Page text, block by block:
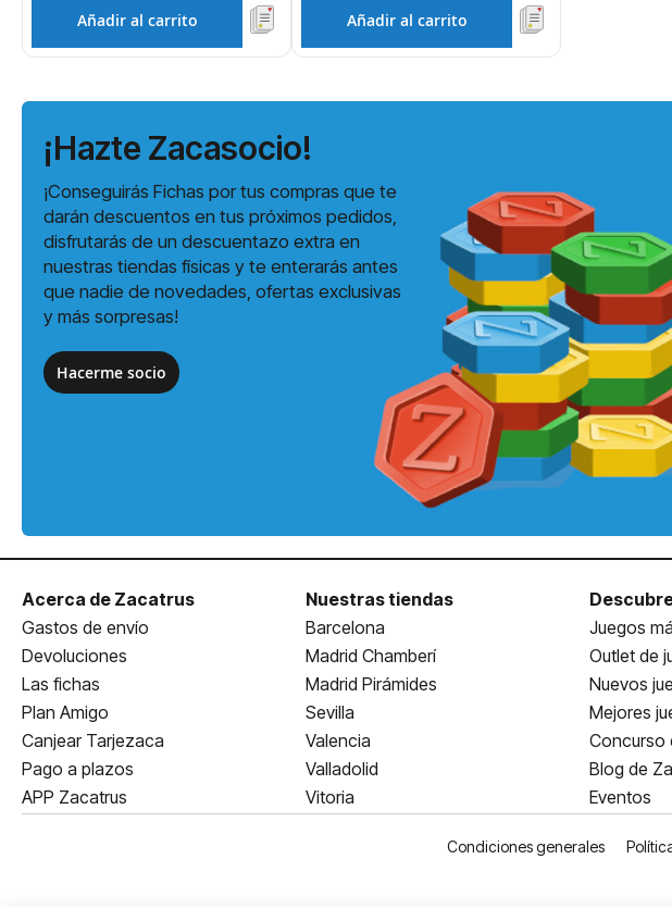
Añadir al carrito Añadir al carrito
¡Hazte Zacasocio!
¡Conseguirás Fichas por tus compras que te
darán descuentos en tus próximos pedidos,
disfrutarás de un descuentazo extra en
nuestras tiendas físicas y te enterarás antes
que nadie de novedades, ofertas exclusivas
y más sorpresas!
Hacerme socio
Acerca de Zacatrus
Gastos de envío
Devoluciones
Las fichas
Plan Amigo
Canjear Tarjezaca
Pago a plazos
APP Zacatrus
Nuestras tiendas
Barcelona
Madrid Chamberí
Madrid Pirámides
Sevilla
Valencia
Valladolid
Vitoria
Juegos
Outlet de
Nuevos
Mejores
Concurso
Blog de
Eventos
Condiciones generales